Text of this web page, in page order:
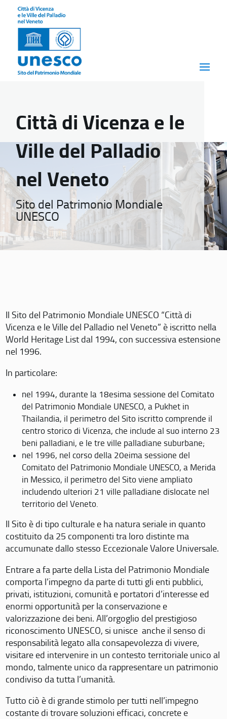
Città di Vicenza e le
Ville del Palladio
nel Veneto
Sito del Patrimonio Mondiale
UNESCO
Il Sito del Patrimonio Mondiale UNESCO “Città di
Vicenza e le Ville del Palladio nel Veneto” è iscritto nella
World Heritage List dal 1994, con successiva estensione
nel 1996.
In particolare:
nel 1994, durante la 18esima sessione del Comitato
del Patrimonio Mondiale UNESCO, a Pukhet in
Thailandia, il perimetro del Sito iscritto comprende il
centro storico di Vicenza, che include al suo interno 23
beni palladiani, e le tre ville palladiane suburbane;
nel 1996, nel corso della 20eima sessione del
Comitato del Patrimonio Mondiale UNESCO, a Merida
in Messico, il perimetro del Sito viene ampliato
includendo ulteriori 21 ville palladiane dislocate nel
territorio del Veneto.
Il Sito è di tipo culturale e ha natura seriale in quanto
costituito da 25 componenti tra loro distinte ma
accumunate dallo stesso Eccezionale Valore Universale.
Entrare a fa parte della Lista del Patrimonio Mondiale
comporta l’impegno da parte di tutti gli enti pubblici,
privati, istituzioni, comunità e portatori d’interesse ed
enormi opportunità per la conservazione e
valorizzazione dei beni. All’orgoglio del prestigioso
riconoscimento UNESCO, si unisce anche il senso di
responsabilità legato alla consapevolezza di vivere,
visitare ed intervenire in un contesto territoriale unico al
mondo, talmente unico da rappresentare un patrimonio
condiviso da tutta l’umanità.
Tutto ciò è di grande stimolo per tutti nell’impegno
costante di trovare soluzioni efficaci, concrete e